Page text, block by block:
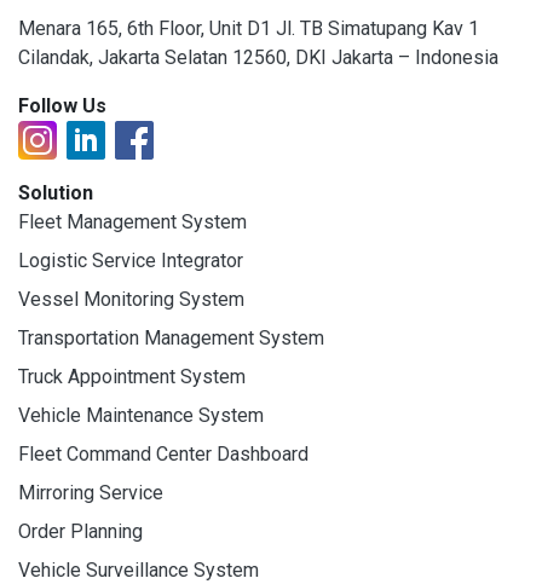
Menara 165, 6th Floor, Unit D1 Jl. TB Simatupang Kav 1
Cilandak, Jakarta Selatan 12560, DKI Jakarta – Indonesia
Follow Us
Solution
Fleet Management System
Logistic Service Integrator
Vessel Monitoring System
Transportation Management System
Truck Appointment System
Vehicle Maintenance System
Fleet Command Center Dashboard
Mirroring Service
Order Planning
Vehicle Surveillance System